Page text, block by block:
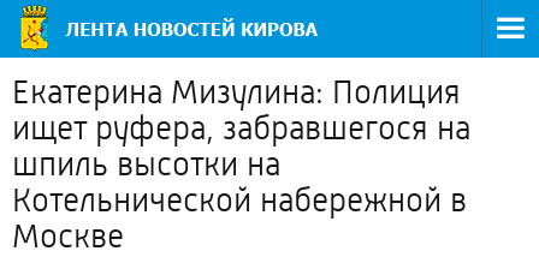
Екатерина Мизулина: Полиция
ищет руфера, забравшегося на
шпиль высотки на
Котельнической набережной в
Москве